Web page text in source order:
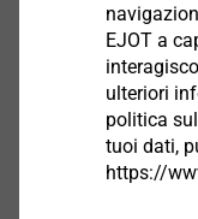
Nota: il
resistenza alla
EJOT a
ulteriori
politica
tuoi dati,
https://